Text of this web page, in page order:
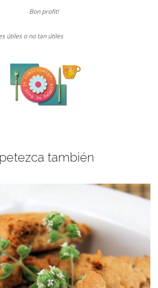
Bon profit!
útiles o no tan útiles
también